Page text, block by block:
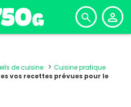
de cuisine
Cuisine pratique
vos recettes prévues pour le